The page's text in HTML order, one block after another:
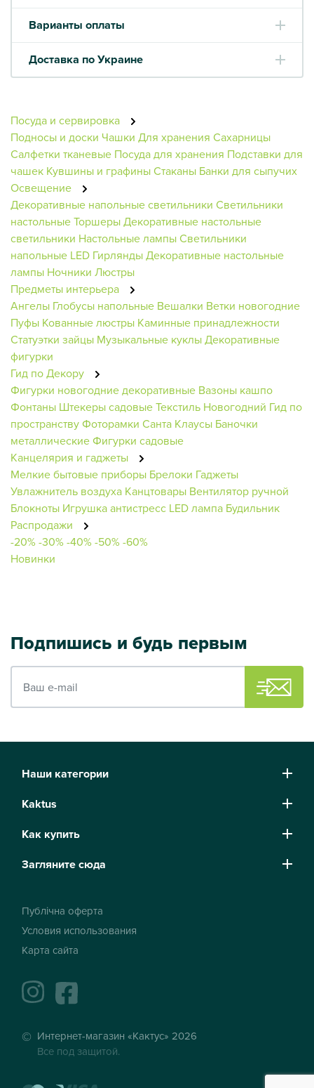
Варианты оплаты
Доставка по Украине
Посуда и сервировка
Подносы и доски Чашки Для хранения Сахарницы
Салфетки тканевые Посуда для хранения Подставки для
чашек Кувшины и графиныСтаканы Банки для сыпучих
Освещение
Декоративные напольные светильники Светильники
настольныеТоршерыДекоративные настольные
светильники Настольные лампыСветильники
напольные LED ГирляндыДекоративные настольные
лампы Ночники Люстры
Предметы интерьера
Ангелы Глобусы напольные Вешалки Ветки новогодние
Пуфы Кованные люстры Каминные принадлежности
Статуэтки зайцы Музыкальные куклыДекоративные
фигурки
Гид по Декору
Фигурки новогодние декоративные Вазоны кашпо
Фонтаны Штекеры садовыеТекстиль Новогодний Гид по
пространствуФоторамки Санта Клаусы Баночки
металлическиеФигурки садовые
Канцелярия и гаджеты
Мелкие бытовые приборы Брелоки Гаджеты
Увлажнитель воздуха Канцтовары Вентилятор ручной
Блокноты Игрушка антистресс LED лампа Будильник
Распродажи
-20%-30%-40%-50%-60%
Новинки
Подпишись и будь первым
Наши категории
Kaktus
Как купить
Загляните сюда
Публічна оферта
Условия использования
Карта сайта
instagramfacebook
Интернет-магазин «Кактус» 2026
Все под защитой.